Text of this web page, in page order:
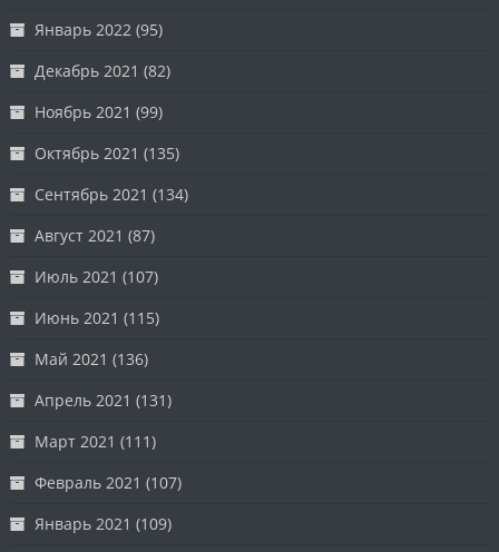
Январь 2022 (95)
Декабрь 2021 (82)
Ноябрь 2021 (99)
Октябрь 2021 (135)
Сентябрь 2021 (134)
Август 2021 (87)
Июль 2021 (107)
Июнь 2021 (115)
Май 2021 (136)
Апрель 2021 (131)
Март 2021 (111)
Февраль 2021 (107)
Январь 2021 (109)